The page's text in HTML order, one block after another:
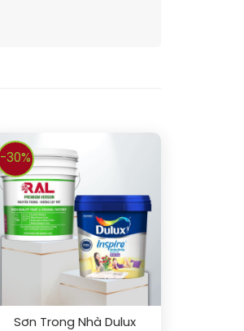
-30%
Sơn Trong Nhà Dulux